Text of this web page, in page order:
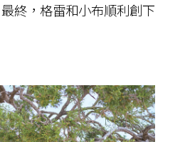
終，格雷和小布順利創下